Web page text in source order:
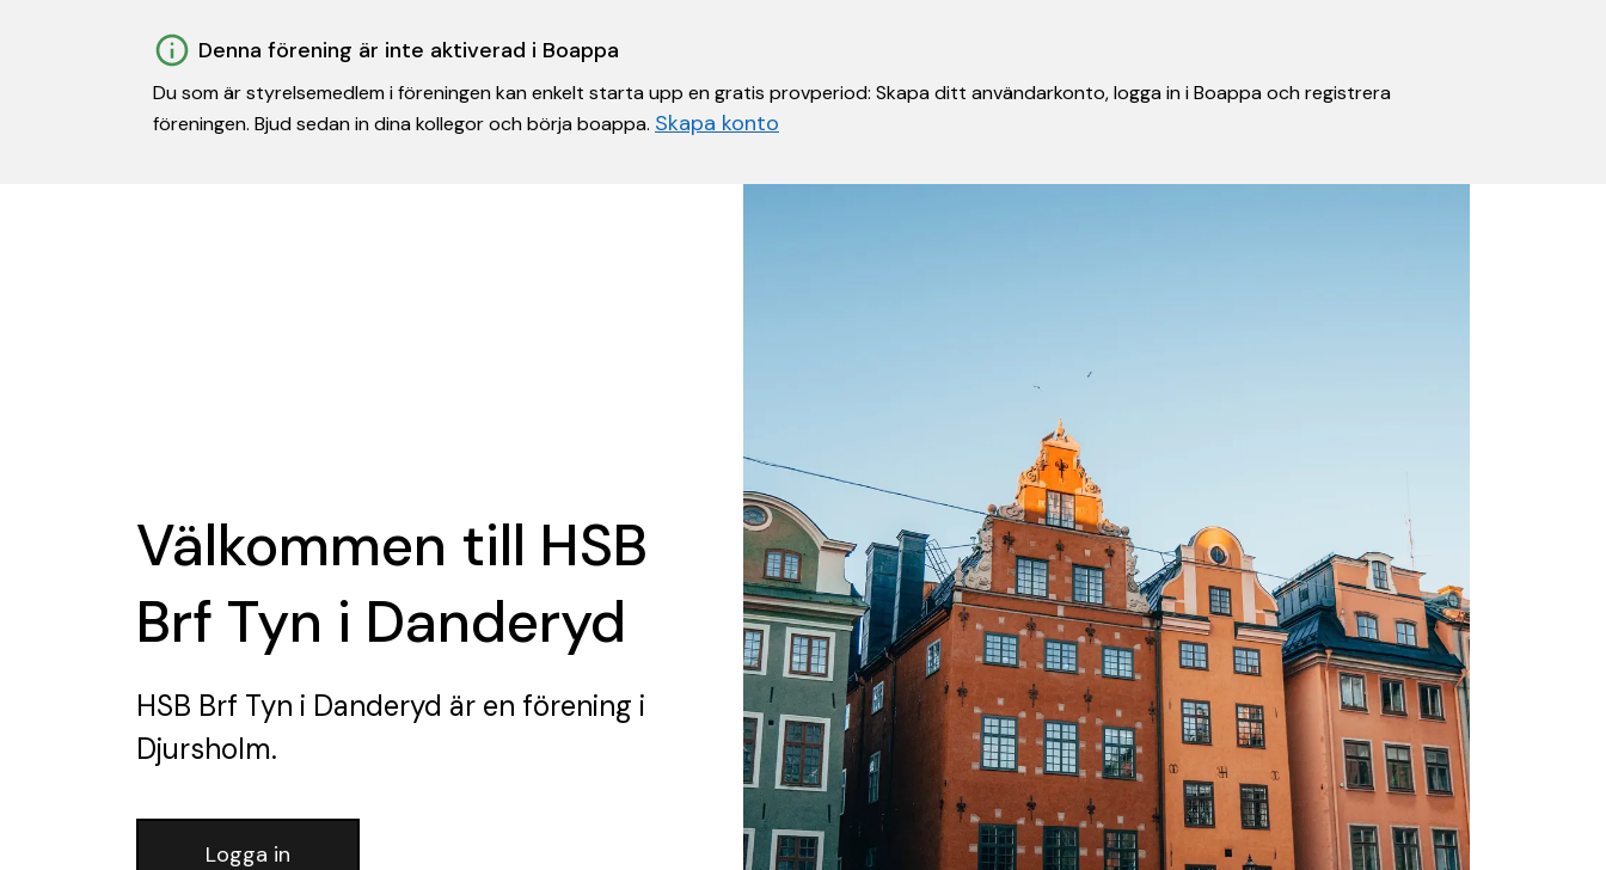
Denna förening är inte aktiverad i Boappa
Du som är styrelsemedlem i föreningen kan enkelt starta upp en gratis provperiod: Skapa ditt användarkonto, logga in i Boappa och registrera
föreningen. Bjud sedan in dina kollegor och börja boappa. Skapa konto
Välkommen till HSB
Brf Tyn i Danderyd
HSB Brf Tyn i Danderyd är en förening i
Djursholm.
Logga in